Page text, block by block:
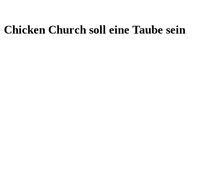
Chicken Church soll eine Taube sein